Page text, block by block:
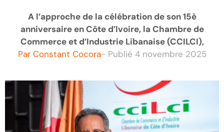
A l’approche de la célébration de son 15è
anniversaire en Côte d’Ivoire, la Chambre de
Commerce et d’Industrie Libanaise (CCILCI),
Par Constant Cocora- Publié 4 novembre 2025